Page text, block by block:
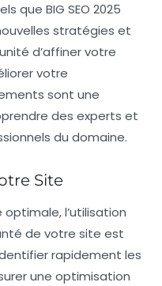
que BIG SEO 2025
stratégies et
d’affiner votre
votre
sont une
des experts et
du domaine.
Site
l’utilisation
de votre site est
rapidement les
une optimisation